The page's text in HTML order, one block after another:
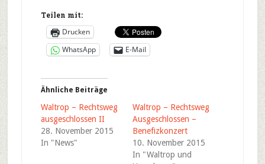
Teilen mit:
Drucken
WhatsApp
E-Mail
Ähnliche Beiträge
Waltrop – Rechtsweg
ausgeschlossen II
28. November 2015
In "News"
Waltrop – Rechtsweg
Ausgeschlossen –
Benefizkonzert
10. November 2015
In "Waltrop und